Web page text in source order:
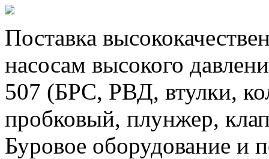
Поставка
насосам высокого
507 (БРС, РВД, втулки,
пробковый, плунжер,
Буровое оборудование и